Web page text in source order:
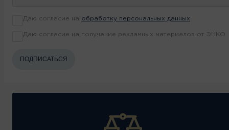
Даю согласие на обработку персональных данных
Даю согласие на получение рекламных материалов от ЭНКО
ПОДПИСАТЬСЯ